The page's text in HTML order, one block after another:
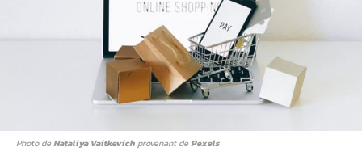
Photo deNataliya Vaitkevich provenant dePexels